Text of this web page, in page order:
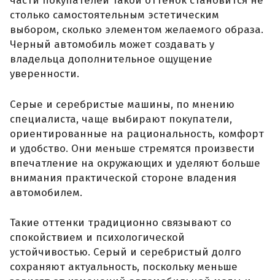
столько самостоятельным эстетическим
выбором, сколько элементом желаемого образа.
Черный автомобиль может создавать у
владельца дополнительное ощущение
уверенности.
Серые и серебристые машины, по мнению
специалиста, чаще выбирают покупатели,
ориентированные на рациональность, комфорт
и удобство. Они меньше стремятся произвести
впечатление на окружающих и уделяют больше
внимания практической стороне владения
автомобилем.
Такие оттенки традиционно связывают со
спокойствием и психологической
устойчивостью. Серый и серебристый долго
сохраняют актуальность, поскольку меньше